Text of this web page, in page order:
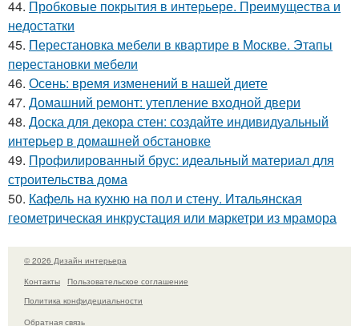
44. Пробковые покрытия в интерьере. Преимущества и
недостатки
45. Перестановка мебели в квартире в Москве. Этапы
перестановки мебели
46. Осень: время изменений в нашей диете
47. Домашний ремонт: утепление входной двери
48. Доска для декора стен: создайте индивидуальный
интерьер в домашней обстановке
49. Профилированный брус: идеальный материал для
строительства дома
50. Кафель на кухню на пол и стену. Итальянская
геометрическая инкрустация или маркетри из мрамора
© 2026 Дизайн интерьера
Контакты
Пользовательское соглашение
Политика конфидециальности
Обратная связь